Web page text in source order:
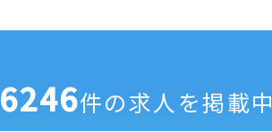
6246件の求人を掲載中